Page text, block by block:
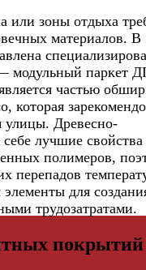
или зоны отдыха
материалов. В
модульный паркет
частью
которая
улицы. Древесно-
лучшие свойства
полимеров,
перепадов
для
трудозатратами.
покрытий